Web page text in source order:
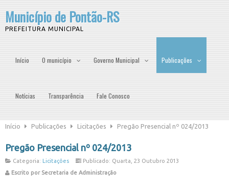
Município de Pontão-RS
PREFEITURA MUNICIPAL
Início O município Governo Municipal Publicações
Notícias Transparência Fale Conosco
Início Publicações Licitações Pregão Presencial nº 024/2013
Pregão Presencial nº 024/2013
Categoria: Licitações
Publicado: Quarta, 23 Outubro 2013
Escrito por Secretaria de Administração